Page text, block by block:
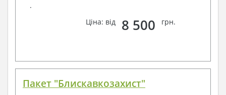
.
Ціна: від
8 500 грн.
Пакет "Блискавкозахист"